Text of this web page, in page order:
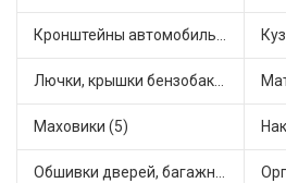
Кронштейны автомобильные (11)
Лючки, крышки бензобака (3)
Маховики (5)
Обшивки дверей, багажника, потолков, накладки салона (4)